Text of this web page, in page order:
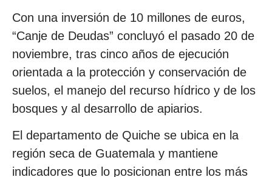
Con una inversión de 10 millones de euros,
“Canje de Deudas” concluyó el pasado 20 de
noviembre, tras cinco años de ejecución
orientada a la protección y conservación de
suelos, el manejo del recurso hídrico y de los
bosques y al desarrollo de apiarios.
El departamento de Quiche se ubica en la
región seca de Guatemala y mantiene
indicadores que lo posicionan entre los más